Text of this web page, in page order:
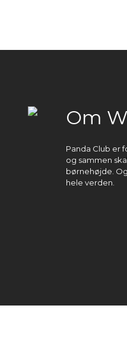
Om
Panda Club er
og sammen
børnehøjde.
hele verden.